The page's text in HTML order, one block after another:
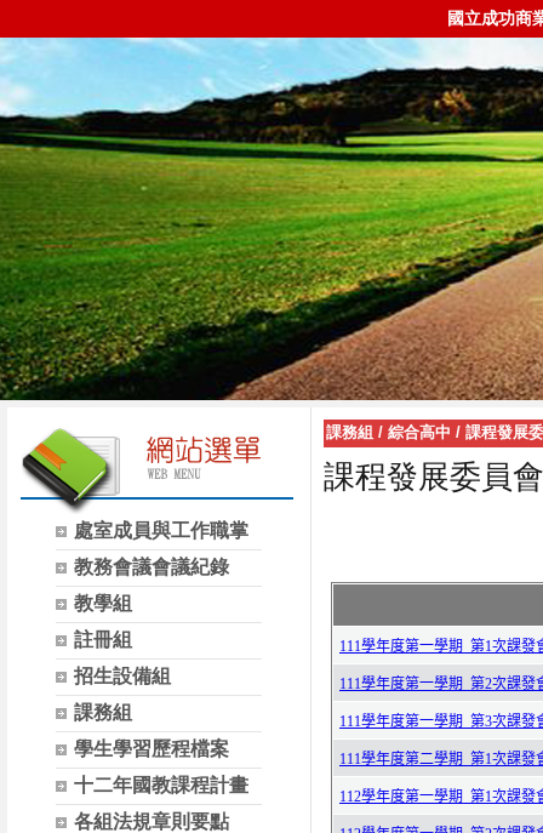
國立成功商
處室成員與工作職掌
教務會議會議紀錄
教學組
註冊組
招生設備組
課務組
學生學習歷程檔案
十二年國教課程計畫
各組法規章則要點
課務組 / 綜合高中 / 課程發展
課程發展委員會